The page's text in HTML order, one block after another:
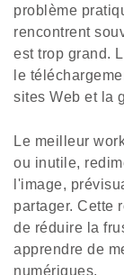
problème
rencontrent
est trop grand.
le
sites Web et la
Le meilleur
ou inutile,
l'image,
partager. Cette
de réduire la
apprendre de
numériques.